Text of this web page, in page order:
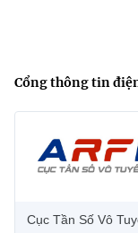
Cổng thông tin
Cục Tần Số Vô